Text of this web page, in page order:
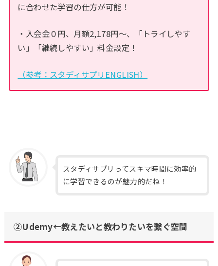
に合わせた学習の仕方が可能！
・入会金０円、月額2,178円～、「トライしやす
い」「継続しやすい」料金設定！
（参考：スタディサプリENGLISH）
スタディサプリってスキマ時間に効率的
に学習できるのが魅力的だね！
②Udemy←教えたいと教わりたいを繋ぐ空間